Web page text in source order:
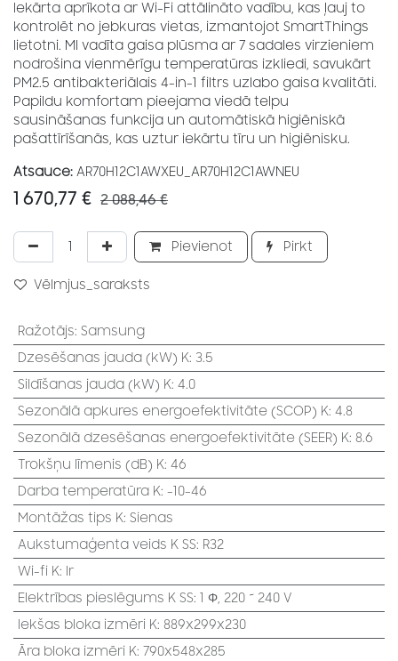
Iekārta aprīkota ar Wi-Fi attālināto vadību, kas ļauj to
kontrolēt no jebkuras vietas, izmantojot SmartThings
lietotni. MI vadīta gaisa plūsma ar 7 sadales virzieniem
nodrošina vienmērīgu temperatūras izkliedi, savukārt
PM2.5 antibakteriālais 4-in-1 filtrs uzlabo gaisa kvalitāti.
Papildu komfortam pieejama viedā telpu
sausināšanas funkcija un automātiskā higiēniskā
pašattīrīšanās, kas uztur iekārtu tīru un higiēnisku.
Atsauce: AR70H12C1AWXEU_AR70H12C1AWNEU
1 670,77 € 2 088,46€
Pievienot Pirkt
Vēlmjus_saraksts
Ražotājs: Samsung
Dzesēšanas jauda (kW) K: 3.5
Sildīšanas jauda (kW) K: 4.0
Sezonālā apkures energoefektivitāte (SCOP) K: 4.8
Sezonālā dzesēšanas energoefektivitāte (SEER) K: 8.6
Trokšņu līmenis (dB) K: 46
Darba temperatūra K: -10-46
Montāžas tips K: Sienas
Aukstumaģenta veids K SS: R32
Wi-fi K: Ir
Elektrības pieslēgums K SS: 1 Φ, 220 ~ 240 V
Iekšas bloka izmēri K: 889x299x230
Āra bloka izmēri K: 790x548x285